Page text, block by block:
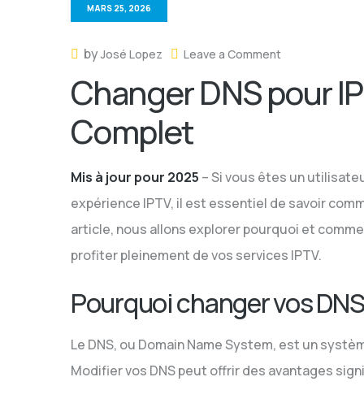
MARS 25, 2026
byJosé Lopez Leave a Comment
Changer DNS pour
Complet
Mis à jour pour 2025 – Si vous êtes un
expérience IPTV, il est essentiel de savoir
article, nous allons explorer pourquoi et
profiter pleinement de vos services IPTV.
Pourquoi changer vos
Le DNS, ou Domain Name System, est un
Modifier vos DNS peut offrir des avantages